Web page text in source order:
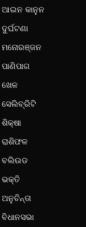
ଆଇନ କାନୁନ
ଦୁର୍ଘଟଣା
ମନୋରଞ୍ଜନ
ପାଣିପାଗ
ଖେଳ
ସେଲିବ୍ରିଟି
ଶିକ୍ଷା
ରାଶିଫଳ
ବଲିଉଡ
ଭକ୍ତି
ଅନୁଚିନ୍ତା
ବିଧାନସଭା